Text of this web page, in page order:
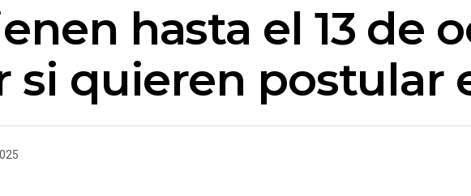
hasta el 13 de
si quieren postular